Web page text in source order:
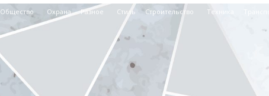
Общество Охрана Разное Стиль Строительство Техника